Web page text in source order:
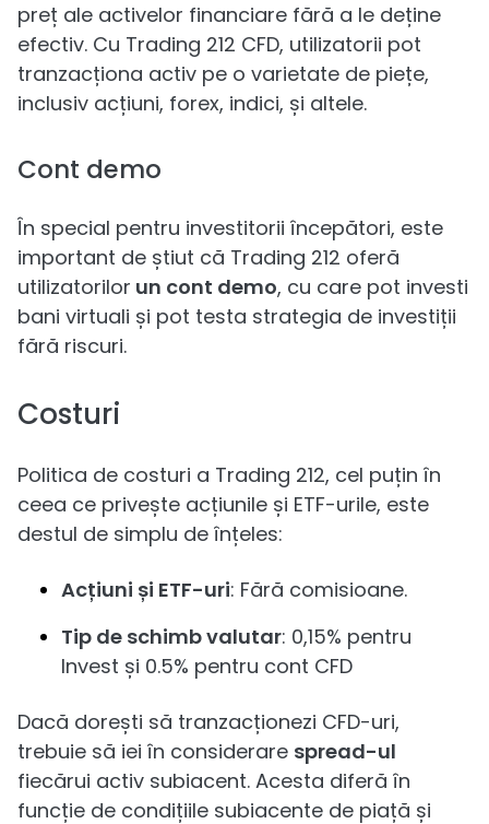
preț ale activelor financiare fără a le deține
efectiv. Cu Trading 212 CFD, utilizatorii pot
tranzacționa activ pe o varietate de piețe,
inclusiv acțiuni, forex, indici, și altele.
Cont demo
În special pentru investitorii începători, este
important de știut că Trading 212 oferă
utilizatorilor un cont demo, cu care pot investi
bani virtuali și pot testa strategia de investiții
fără riscuri.
Costuri
Politica de costuri a Trading 212, cel puțin în
ceea ce privește acțiunile și ETF-urile, este
destul de simplu de înțeles:
Acțiuni și ETF-uri: Fără comisioane.
Tip de schimb valutar: 0,15% pentru
Invest și 0.5% pentru cont CFD
Dacă dorești să tranzacționezi CFD-uri,
trebuie să iei în considerare spread-ul
fiecărui activ subiacent. Acesta diferă în
funcție de condițiile subiacente de piață și